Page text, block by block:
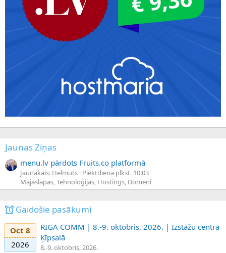
Jaunas Ziņas
menu.lv pārdots Fruits.co platformā
Jaunākais: Helmuts Piektdiena plkst. 10:03
Mājaslapas, Tehnoloģijas, Hostings, Domēni
Gaidošie pasākumi
Oct 8
2026
RIGA COMM | 8.-9. oktobris, 2026. | Izstāžu centrā
Ķīpsalā
8.-9. oktobris, 2026.